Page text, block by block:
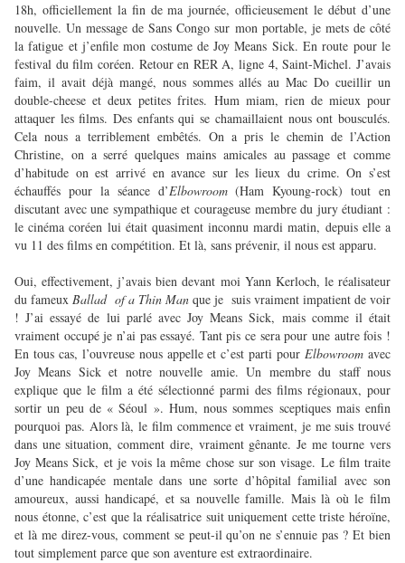
18h, officiellement la fin de ma journée, officieusement le début d’une
nouvelle. Un message de Sans Congo sur mon portable, je mets de côté
la fatigue et j’enfile mon costume de Joy Means Sick. En route pour le
festival du film coréen. Retour en RER A, ligne 4, Saint-Michel. J’avais
faim, il avait déjà mangé, nous sommes allés au Mac Do cueillir un
double-cheese et deux petites frites. Hum miam, rien de mieux pour
attaquer les films. Des enfants qui se chamaillaient nous ont bousculés.
Cela nous a terriblement embêtés. On a pris le chemin de l’Action
Christine, on a serré quelques mains amicales au passage et comme
d’habitude on est arrivé en avance sur les lieux du crime. On s’est
échauffés pour la séance d’Elbowroom(Ham Kyoung-rock) tout en
discutant avec une sympathique et courageuse membre du jury étudiant :
le cinéma coréen lui était quasiment inconnu mardi matin, depuis elle a
vu 11 des films en compétition. Et là, sans prévenir, il nous est apparu.
Oui, effectivement, j’avais bien devant moi Yann Kerloch, le réalisateur
du fameux Ballad of a Thin Man que je suis vraiment impatient de voir
! J’ai essayé de lui parlé avec Joy Means Sick, mais comme il était
vraiment occupé je n’ai pas essayé. Tant pis ce sera pour une autre fois !
En tous cas, l’ouvreuse nous appelle et c’est parti pourElbowroom avec
Joy Means Sick et notre nouvelle amie. Un membre du staff nous
explique que le film a été sélectionné parmi des films régionaux, pour
sortir un peu de « Séoul ». Hum, nous sommes sceptiques mais enfin
pourquoi pas. Alors là, le film commence et vraiment, je me suis trouvé
dans une situation, comment dire, vraiment gênante. Je me tourne vers
Joy Means Sick, et je vois la même chose sur son visage. Le film traite
d’une handicapée mentale dans une sorte d’hôpital familial avec son
amoureux, aussi handicapé, et sa nouvelle famille. Mais là où le film
nous étonne, c’est que la réalisatrice suit uniquement cette triste héroïne,
et là me direz-vous, comment se peut-il qu’on ne s’ennuie pas ? Et bien
tout simplement parce que son aventure est extraordinaire.